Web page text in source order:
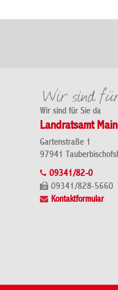
Wir sind für Sie da
Landratsamt
Gartenstraße 1
97941
09341/82-0
09341/828-5660
Kontaktformular